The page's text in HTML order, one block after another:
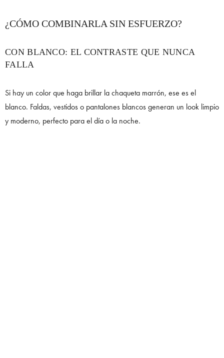
¿CÓMO COMBINARLA SIN ESFUERZO?
CON BLANCO: EL CONTRASTE QUE NUNCA
FALLA
Si hay un color que haga brillar la chaqueta marrón, ese es el
blanco. Faldas, vestidos o pantalones blancos generan un look limpio
y moderno, perfecto para el día o la noche.